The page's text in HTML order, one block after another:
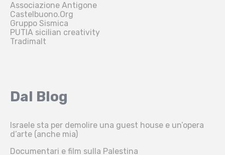
Associazione Antigone
Castelbuono.Org
Gruppo Sismica
PUTIA sicilian creativity
Tradimalt
Dal Blog
Israele sta per demolire una guest house e un’opera
d’arte (anche mia)
Documentari e film sulla Palestina